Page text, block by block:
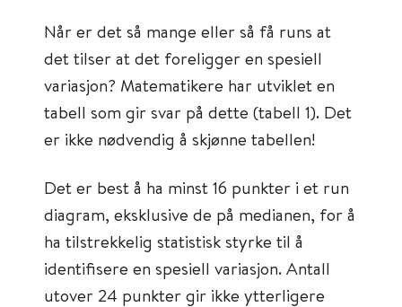
Når er det så mange eller så få runs at
det tilser at det foreligger en spesiell
variasjon? Matematikere har utviklet en
tabell som gir svar på dette (tabell 1). Det
er ikke nødvendig å skjønne tabellen!
Det er best å ha minst 16 punkter i et run
diagram, eksklusive de på medianen, for å
ha tilstrekkelig statistisk styrke til å
identifisere en spesiell variasjon. Antall
utover 24 punkter gir ikke ytterligere